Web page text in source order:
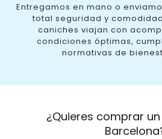
Entregamos en mano o
total seguridad y
caniches viajan con
condiciones óptimas,
normativas de
¿Quieres comprar